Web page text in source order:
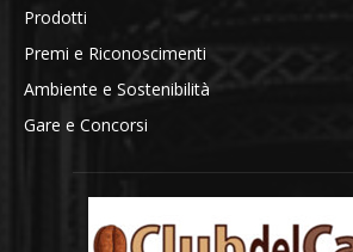
Prodotti
Premi e Riconoscimenti
Ambiente e Sostenibilità
Gare e Concorsi